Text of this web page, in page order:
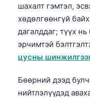
шахалт гэмтэл,
хөдөлгөөнгүй
дагалддаг; түүх
эрчимтэй
цусны
Бөөрний дээд
нийтлэлүүдэд
മലയാളം
Tiếng Việt
Tagalog
ไทย
ဗမာစာ